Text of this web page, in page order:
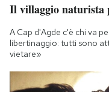
Il villaggio naturista
A Cap d'Agde c'è chi va
libertinaggio: tutti sono
vietare»